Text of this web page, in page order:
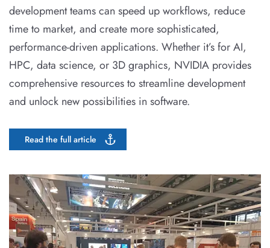
development teams can speed up workflows, reduce
time to market, and create more sophisticated,
performance-driven applications. Whether it’s for AI,
HPC, data science, or 3D graphics, NVIDIA provides
comprehensive resources to streamline development
and unlock new possibilities in software.
Read the full article